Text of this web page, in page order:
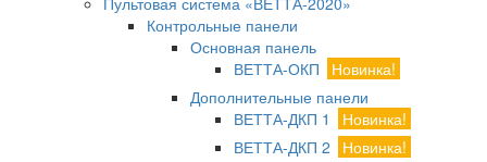
Контрольные панели
Основная панель
ВЕТТА-ОКП
Новинка!
Дополнительные панели
ВЕТТА-ДКП 1
Новинка!
ВЕТТА-ДКП 2
Новинка!